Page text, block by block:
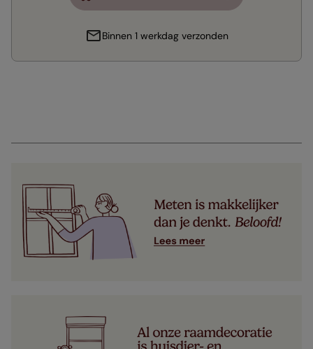
Binnen 1 werkdag verzonden